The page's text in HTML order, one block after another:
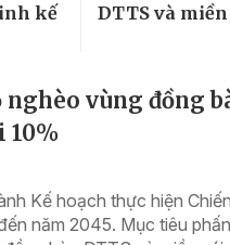
kế
DTTS và
vùng đồng
10%
Kế hoạch thực hiện
năm 2045. Mục tiêu